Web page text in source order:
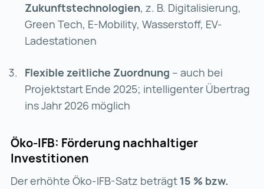
Zukunftstechnologien, z. B. Digitalisierung,
Green Tech, E-Mobility, Wasserstoff, EV-
Ladestationen
Flexible zeitliche Zuordnung – auch bei
Projektstart Ende 2025; intelligenter Übertrag
ins Jahr 2026 möglich
Öko-IFB: Förderung nachhaltiger
Investitionen
Der erhöhte Öko-IFB-Satz beträgt 15 % bzw.